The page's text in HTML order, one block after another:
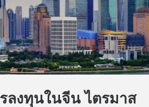
ลงทุนในจีน ไตรมาส